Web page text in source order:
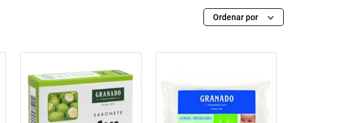
Ordenar por